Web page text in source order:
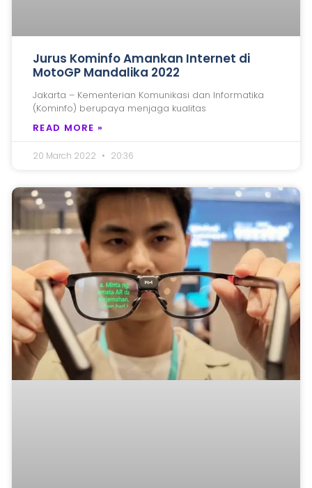
Jurus Kominfo Amankan Internet di
MotoGP Mandalika 2022
Jakarta – Kementerian Komunikasi dan Informatika
(Kominfo) berupaya menjaga kualitas
READ MORE »
20 March 2022 20:36